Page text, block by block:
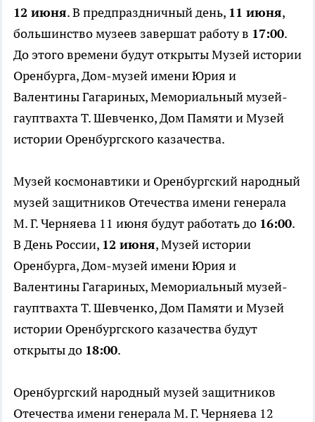
12 июня. В предпраздничный день, 11 июня,
большинство музеев завершат работу в 17:00.
До этого времени будут открыты Музей истории
Оренбурга, Дом-музей имени Юрия и
Валентины Гагариных, Мемориальный музей-
гауптвахта Т. Шевченко, Дом Памяти и Музей
истории Оренбургского казачества.
Музей космонавтики и Оренбургский народный
музей защитников Отечества имени генерала
М. Г. Черняева 11 июня будут работать до 16:00.
В День России, 12 июня, Музей истории
Оренбурга, Дом-музей имени Юрия и
Валентины Гагариных, Мемориальный музей-
гауптвахта Т. Шевченко, Дом Памяти и Музей
истории Оренбургского казачества будут
открыты до 18:00.
Оренбургский народный музей защитников
Отечества имени генерала М. Г. Черняева 12